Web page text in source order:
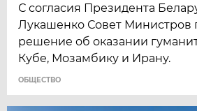
С согласия Президента
Лукашенко Совет Министров
решение об оказании
Кубе, Мозамбику и Ирану.
ОБЩЕСТВО